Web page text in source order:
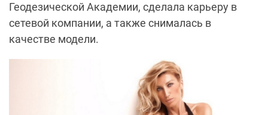
Геодезической Академии, сделала карьеру в
сетевой компании, а также снималась в
качестве модели.